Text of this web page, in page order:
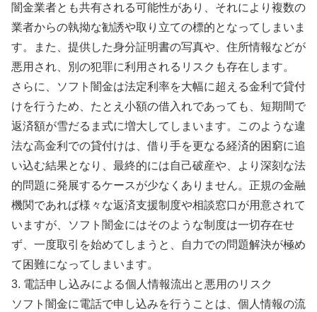
闇金業者とも共有される可能性があり、それにより複数の
業者からの執拗な勧誘や取り立ての標的となってしまいま
す。また、提供した身分証明書の写真や、住所情報などが
悪用され、別の犯罪に利用されるリスクも存在します。
さらに、ソフト闇金は法定利率を大幅に超える金利で貸付
けを行うため、たとえ小額の借入れであっても、短期間で
返済額が雪だるま式に増大してしまいます。このような違
法な高金利での貸付けは、借り手を更なる経済的困窮に追
い込む結果となり、最終的には自己破産や、より深刻な法
的問題に発展するケースが少なくありません。正規の金融
機関であれば様々な返済支援制度や相談窓口が用意されて
いますが、ソフト闇金にはそのような制度は一切存在せ
ず、一度取引を始めてしまうと、自力での問題解決が極め
て困難になってしまいます。
3. 電話申し込みによる個人情報流出と悪用のリスク
ソフト闇金に電話で申し込みを行うことは、個人情報の流